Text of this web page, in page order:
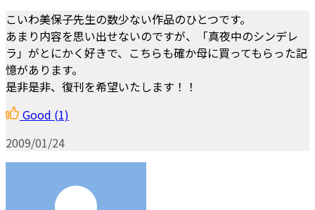
こいわ美保子先生の数少ない作品のひとつです。
あまり内容を思い出せないのですが、「真夜中のシンデレ
ラ」がとにかく好きで、こちらも確か母に買ってもらった記
憶があります。
是非是非、復刊を希望いたします！！
Good (1)
2009/01/24